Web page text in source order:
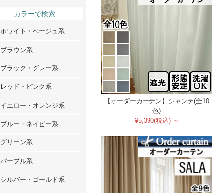
【オーダーカーテン】シャンテ(全10
色)
¥5,390(税込) ～
カラーで検索
ホワイト・ベージュ系
ブラウン系
ブラック・グレー系
レッド・ピンク系
イエロー・オレンジ系
ブルー・ネイビー系
グリーン系
パープル系
シルバー・ゴールド系